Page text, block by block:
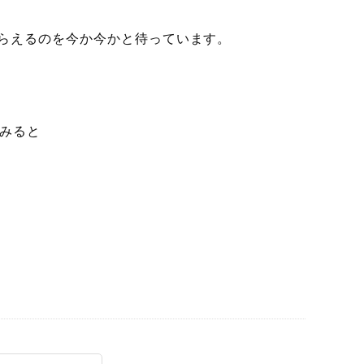
るのを今か今かと待っています。
ると